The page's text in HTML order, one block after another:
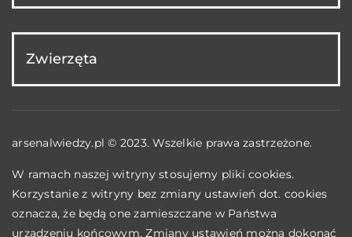
Zwierzęta
arsenalwiedzy.pl © 2023. Wszelkie prawa zastrzeżone.
W ramach naszej witryny stosujemy pliki cookies.
Korzystanie z witryny bez zmiany ustawień dot. cookies
oznacza, że będą one zamieszczane w Państwa
urządzeniu końcowym. Zmiany ustawień można dokonać